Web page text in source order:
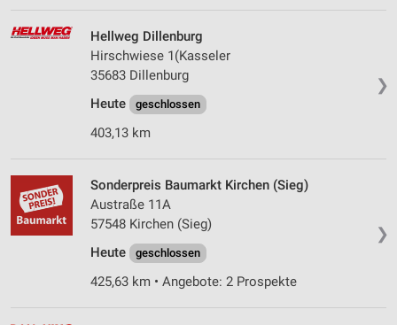
❯
Hellweg Dillenburg
Hirschwiese 1(Kasseler
35683 Dillenburg
Heute
geschlossen
403,13 km
❯
Sonderpreis Baumarkt Kirchen (Sieg)
Austraße 11A
57548 Kirchen (Sieg)
Heute
geschlossen
425,63 km • Angebote: 2 Prospekte